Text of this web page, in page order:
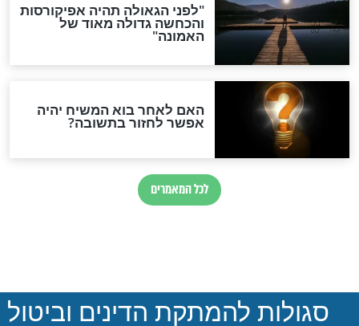
הותר לפרסום: לוחמי מילואים
נהרגו בדרום לבנון
ההסכם החשאי של טראמפ
סימני שאלה